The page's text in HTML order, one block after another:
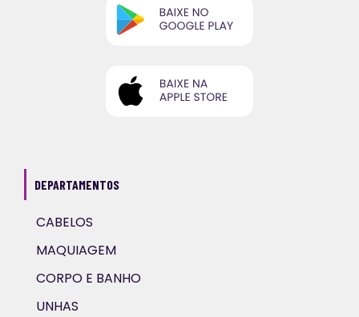
DEPARTAMENTOS
CABELOS
MAQUIAGEM
CORPO E BANHO
UNHAS